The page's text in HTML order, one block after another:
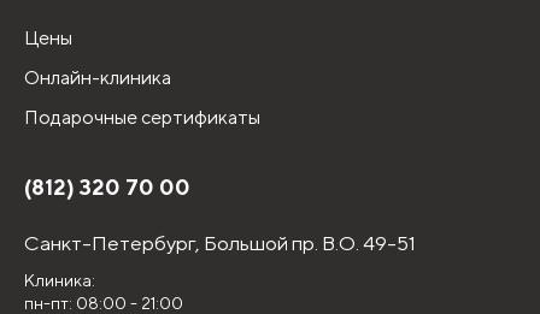
Цены
Онлайн-клиника
Подарочные сертификаты
(812) 320 70 00
Санкт-Петербург, Большой пр. В.О. 49-51
Клиника:
пн-пт: 08:00 - 21:00